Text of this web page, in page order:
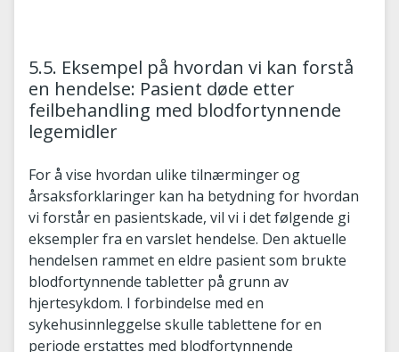
5.5. Eksempel på hvordan vi kan forstå
en hendelse: Pasient døde etter
feilbehandling med blodfortynnende
legemidler
For å vise hvordan ulike tilnærminger og
årsaksforklaringer kan ha betydning for hvordan
vi forstår en pasientskade, vil vi i det følgende gi
eksempler fra en varslet hendelse. Den aktuelle
hendelsen rammet en eldre pasient som brukte
blodfortynnende tabletter på grunn av
hjertesykdom. I forbindelse med en
sykehusinnleggelse skulle tablettene for en
periode erstattes med blodfortynnende